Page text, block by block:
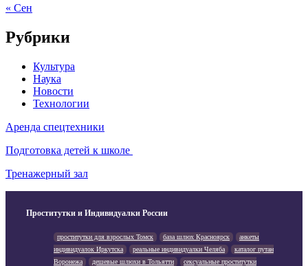
« Сен
Рубрики
Культура
Наука
Новости
Технологии
Аренда спецтехники
Подготовка детей к школе
Тренажерный зал
Проститутки и Индивидуалки России
проститутки для взрослых Томск база шлюх Красноярск
анкеты
индивидуалок Иркутска
реальные индивидуалки Челяба
каталог путан
Воронежа
дешевые шлюхи в Тольятти
сексуальные проститутки